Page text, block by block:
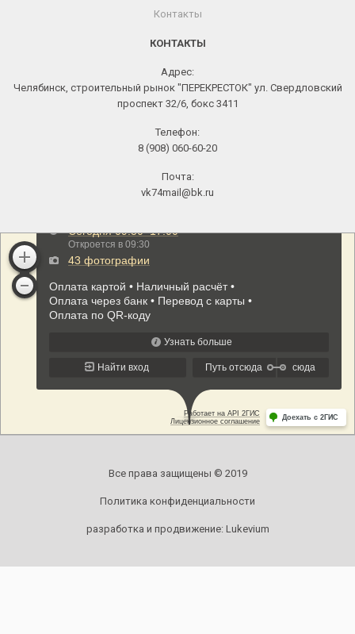
Контакты
КОНТАКТЫ
Адрес:
Челябинск, строительный рынок "ПЕРЕКРЕСТОК" ул. Свердловский
проспект 32/6, бокс 3411
Телефон:
8 (908) 060-60-20
Почта:
vk74mail@bk.ru
Все права защищены © 2019
Политика конфиденциальности
разработка и продвижение: Lukevium